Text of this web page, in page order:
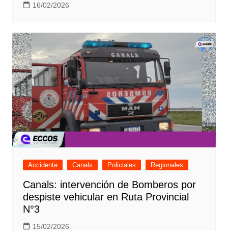
16/02/2026
Accidente Canals Policiales Regionales
Canals: intervención de Bomberos por
despiste vehicular en Ruta Provincial
N°3
15/02/2026